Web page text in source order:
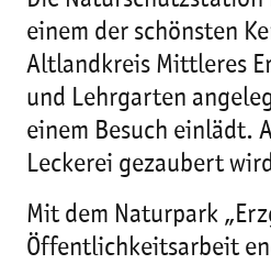
einem der schönsten
Altlandkreis Mittleres
und Lehrgarten
einem Besuch einlädt.
Leckerei gezaubert
Mit dem Naturpark
Öffentlichkeitsarbeit